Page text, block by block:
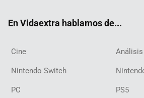
En Vidaextra hablamos de...
Cine Análisis
Nintendo Switch
PC PS5